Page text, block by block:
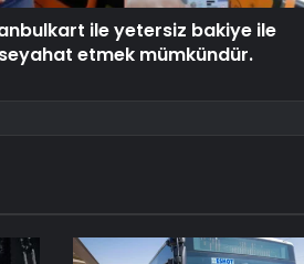
ile yetersiz bakiye ile
seyahat etmek mümkündür.